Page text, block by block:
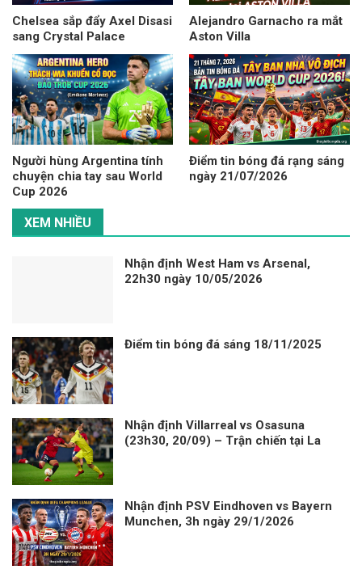
Chelsea sắp đẩy Axel Disasi
sang Crystal Palace
Alejandro Garnacho ra mắt
Aston Villa
Người hùng Argentina tính
chuyện chia tay sau World
Cup 2026
Điểm tin bóng đá rạng sáng
ngày 21/07/2026
XEM NHIỀU
Nhận định West Ham vs Arsenal,
22h30 ngày 10/05/2026
Điểm tin bóng đá sáng 18/11/2025
Nhận định Villarreal vs Osasuna
(23h30, 20/09) – Trận chiến tại La
Nhận định PSV Eindhoven vs Bayern
Munchen, 3h ngày 29/1/2026